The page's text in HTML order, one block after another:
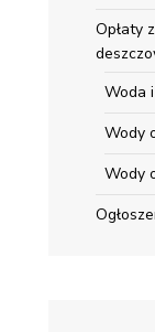
Opłaty
Woda
Wody
Wody